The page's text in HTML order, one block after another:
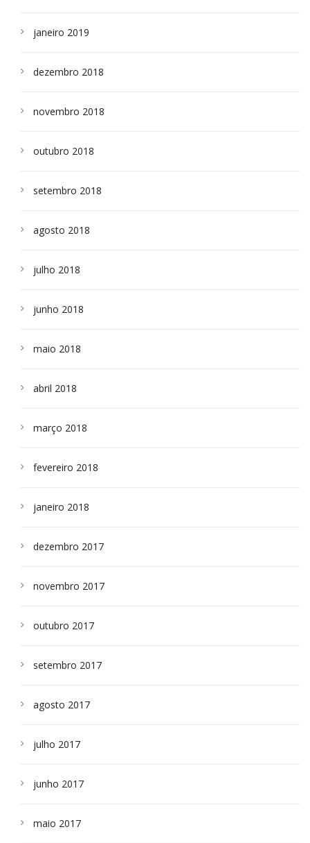
janeiro 2019
dezembro 2018
novembro 2018
outubro 2018
setembro 2018
agosto 2018
julho 2018
junho 2018
maio 2018
abril 2018
março 2018
fevereiro 2018
janeiro 2018
dezembro 2017
novembro 2017
outubro 2017
setembro 2017
agosto 2017
julho 2017
junho 2017
maio 2017